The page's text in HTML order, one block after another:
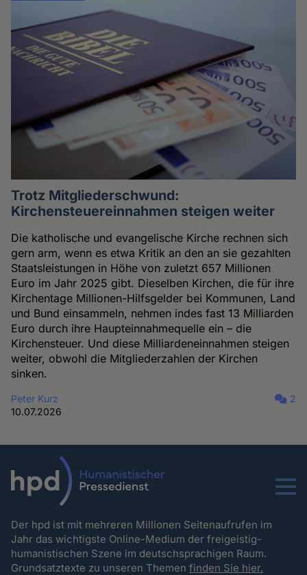
Trotz Mitgliederschwund:
Kirchensteuereinnahmen steigen weiter
Die katholische und evangelische Kirche rechnen sich
gern arm, wenn es etwa Kritik an den an sie gezahlten
Staatsleistungen in Höhe von zuletzt 657 Millionen
Euro im Jahr 2025 gibt. Dieselben Kirchen, die für ihre
Kirchentage Millionen-Hilfsgelder bei Kommunen, Land
und Bund einsammeln, nehmen indes fast 13 Milliarden
Euro durch ihre Haupteinnahmequelle ein – die
Kirchensteuer. Und diese Milliardeneinnahmen steigen
weiter, obwohl die Mitgliederzahlen der Kirchen
sinken.
Peter Kurz
10.07.2026
2
Menu
Der hpd ist mit mehreren Millionen Seitenaufrufen im
Jahr das wichtigste Online-Medium der freigeistig-
humanistischen Szene im deutschsprachigen Raum.
Grundsatztexte zu unseren Themenfinden Sie hier.